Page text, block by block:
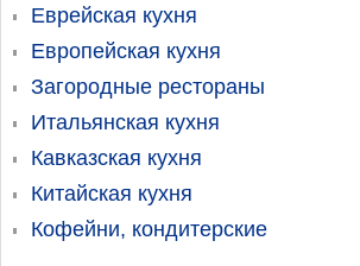
Еврейская кухня
Европейская кухня
Загородные рестораны
Итальянская кухня
Кавказская кухня
Китайская кухня
Кофейни, кондитерские